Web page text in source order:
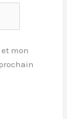
mon